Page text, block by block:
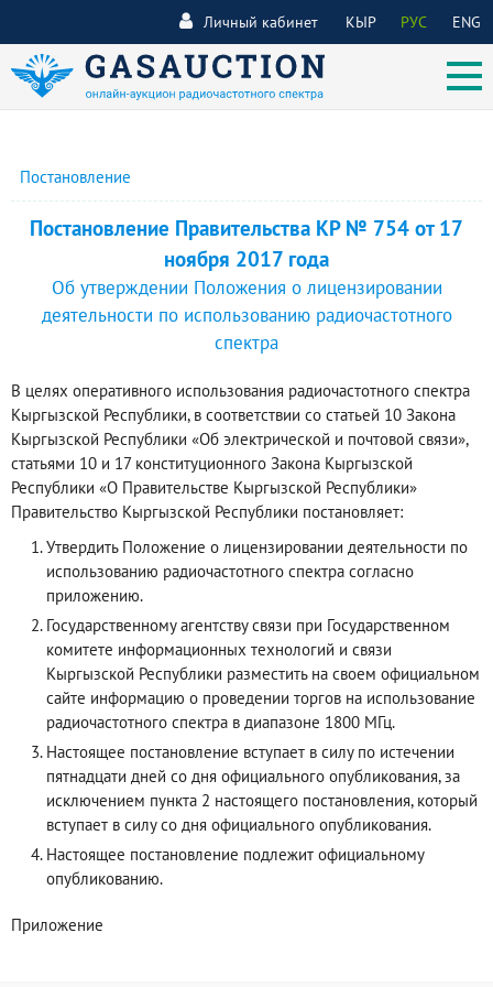
КЫР РУС ENG
Личный кабинет
Постановление
Постановление Правительства КР № 754 от 17
ноября 2017 года
Об утверждении Положения о лицензировании
деятельности по использованию радиочастотного
спектра
В целях оперативного использования радиочастотного спектра
Кыргызской Республики, в соответствии со статьей 10 Закона
Кыргызской Республики «Об электрической и почтовой связи»,
статьями 10 и 17 конституционного Закона Кыргызской
Республики «О Правительстве Кыргызской Республики»
Правительство Кыргызской Республики постановляет:
Утвердить Положение о лицензировании деятельности по
использованию радиочастотного спектра согласно
приложению.
Государственному агентству связи при Государственном
комитете информационных технологий и связи
Кыргызской Республики разместить на своем официальном
сайте информацию о проведении торгов на использование
радиочастотного спектра в диапазоне 1800 МГц.
Настоящее постановление вступает в силу по истечении
пятнадцати дней со дня официального опубликования, за
исключением пункта 2 настоящего постановления, который
вступает в силу со дня официального опубликования.
Настоящее постановление подлежит официальному
опубликованию.
Приложение